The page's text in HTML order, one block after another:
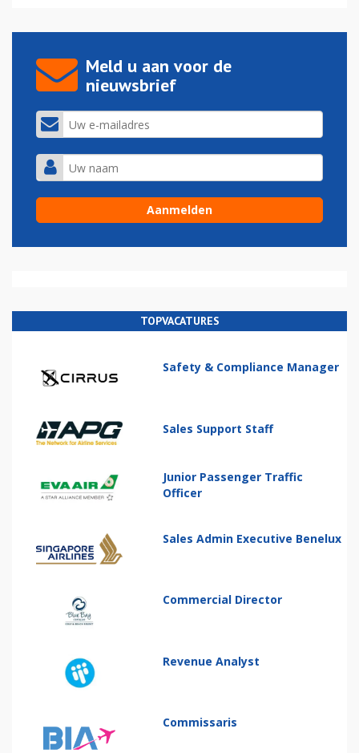
Meld u aan voor de
nieuwsbrief
TOPVACATURES
Safety & Compliance Manager
Sales Support Staff
Junior Passenger Traffic
Officer
Sales Admin Executive Benelux
Commercial Director
Revenue Analyst
Commissaris